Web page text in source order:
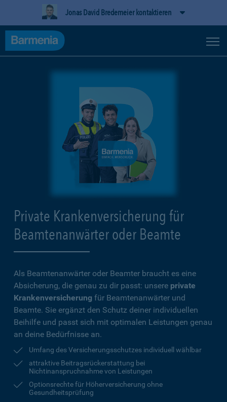
Jonas David Bredemeier kontaktieren
Private Krankenversicherung für
Beamtenanwärter oder Beamte
Als Beamtenanwärter oder Beamter braucht es eine
Absicherung, die genau zu dir passt: unsere private
Krankenversicherung für Beamtenanwärter und
Beamte. Sie ergänzt den Schutz deiner individuellen
Beihilfe und passt sich mit optimalen Leistungen genau
an deine Bedürfnisse an.
Umfang des Versicherungsschutzes individuell wählbar
attraktive Beitragsrückerstattung bei
Nichtinanspruchnahme von Leistungen
Optionsrechte für Höherversicherung ohne
Gesundheitsprüfung